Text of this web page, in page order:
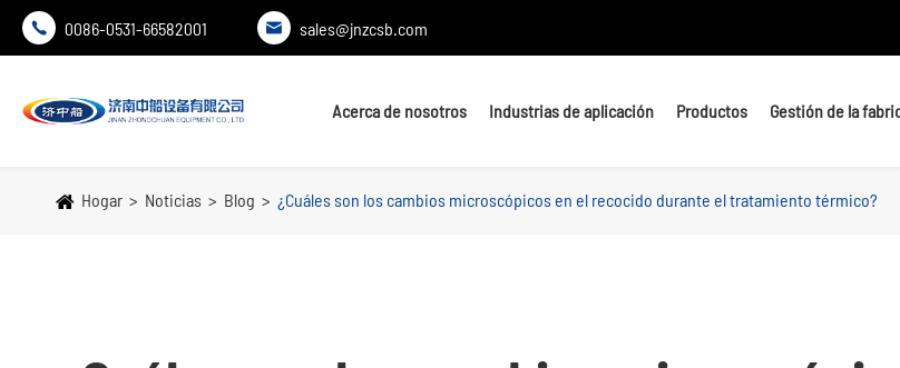
 0086-0531-66582001  sales@jnzcsb.com
Acerca de nosotros Industrias de aplicación Productos
Tuercas y arandelas
Gestión de la
Hogar Noticias Blog ¿Cuáles son los cambios microscópicos en el recocido durante el tratamiento térmico?